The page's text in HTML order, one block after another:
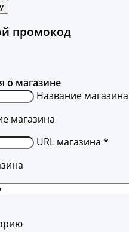
промокод
о магазине
Название
магазина
URL магазина *